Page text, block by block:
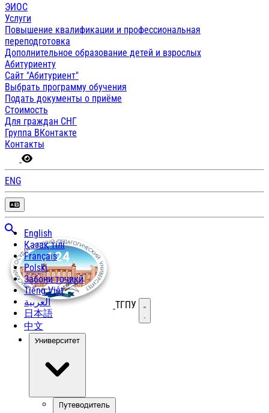
ЭИОС
Услуги
Повышение квалификации и профессиональная
переподготовка
Дополнительное образование детей и взрослых
Абитуриенту
Сайт "Абитуриент"
Выбрать программу обучения
Подать документы о приёме
Стоимость
Для граждан СНГ
Группа ВКонтакте
Контакты
ENG
English
Қазақ тілі
Français
Polski
Забони тоҷикӣ
Tiếng Việt
العربية
日本語
中文
ТГПУ Открыть меню
Университет
Путеводитель